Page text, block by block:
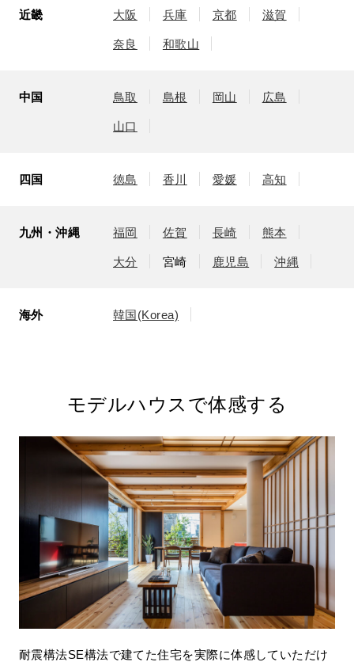
近畿 大阪 兵庫 京都 滋賀
奈良 和歌山
中国 鳥取 島根 岡山 広島
山口
四国 徳島 香川 愛媛 高知
九州・沖縄 福岡 佐賀 長崎 熊本
大分 宮崎 鹿児島 沖縄
海外 韓国(Korea)
モデルハウスで体感する
耐震構法SE構法で建てた住宅を実際に体感していただけ